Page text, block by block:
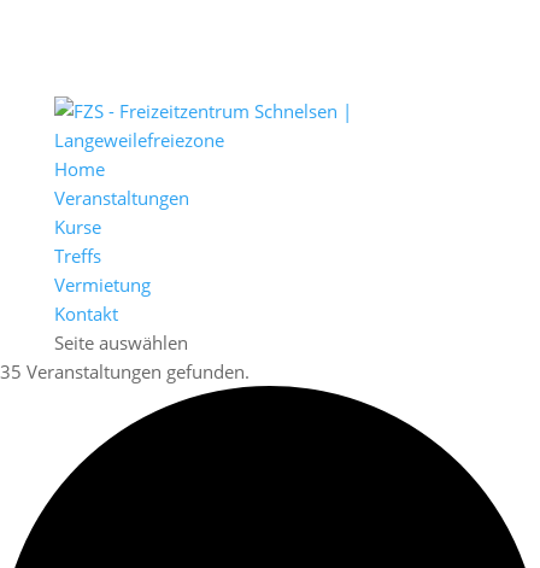
Home
Veranstaltungen
Kurse
Treffs
Vermietung
Kontakt
Seite auswählen
35 Veranstaltungen gefunden.